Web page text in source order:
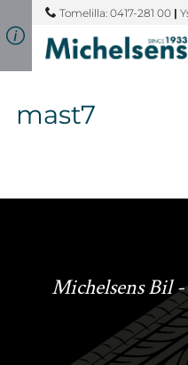
Tomelilla: 0417-281 00 |
mast7
Michelsens Bil